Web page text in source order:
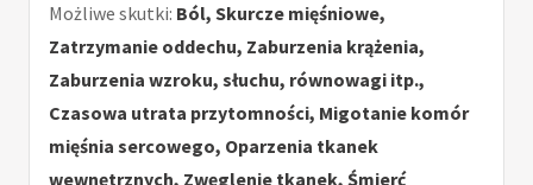
Możliwe skutki: Ból, Skurcze mięśniowe,
Zatrzymanie oddechu, Zaburzenia krążenia,
Zaburzenia wzroku, słuchu, równowagi itp.,
Czasowa utrata przytomności, Migotanie komór
mięśnia sercowego, Oparzenia tkanek
wewnętrznych, Zwęglenie tkanek, Śmierć